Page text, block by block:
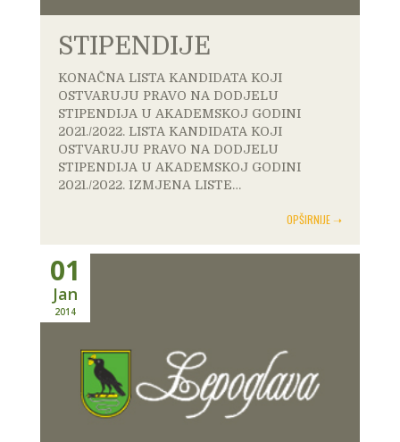
STIPENDIJE
KONAČNA LISTA KANDIDATA KOJI
OSTVARUJU PRAVO NA DODJELU
STIPENDIJA U AKADEMSKOJ GODINI
2021./2022. LISTA KANDIDATA KOJI
OSTVARUJU PRAVO NA DODJELU
STIPENDIJA U AKADEMSKOJ GODINI
2021./2022. IZMJENA LISTE…
OPŠIRNIJE ➝
01
Jan
2014